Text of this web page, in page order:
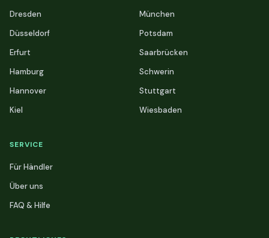
Dresden
Düsseldorf
Erfurt
Hamburg
Hannover
Kiel
München
Potsdam
Saarbrücken
Schwerin
Stuttgart
Wiesbaden
SERVICE
Für Händler
Über uns
FAQ & Hilfe